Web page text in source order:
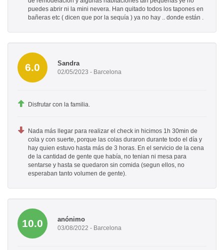
puedes abrir ni la mini nevera. Han quitado todos los tapones en
bañeras etc ( dicen que por la sequía ) ya no hay .. donde están .
6.0 Sandra
02/05/2023 - Barcelona
Disfrutar con la familia.
Nada más llegar para realizar el check in hicimos 1h 30min de
cola y con suerte, porque las colas duraron durante todo el día y
hay quien estuvo hasta más de 3 horas. En el servicio de la cena
de la cantidad de gente que había, no tenian ni mesa para
sentarse y hasta se quedaron sin comida (segun ellos, no
esperaban tanto volumen de gente).
10.0 anónimo
03/08/2022 - Barcelona